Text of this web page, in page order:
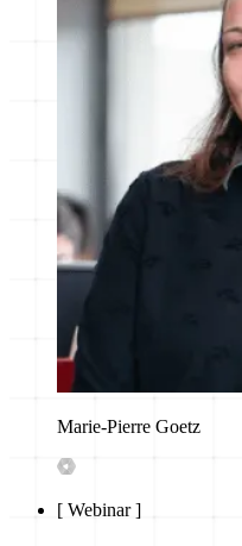
Marie-Pierre Goetz
[ Webinar]